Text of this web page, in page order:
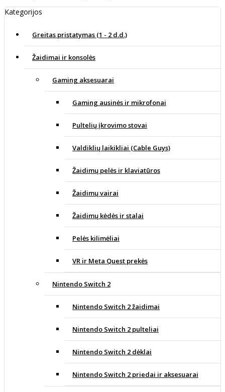
Kategorijos
Greitas pristatymas (1 - 2 d.d.)
Žaidimai ir konsolės
Gaming aksesuarai
Gaming ausinės ir mikrofonai
Pultelių įkrovimo stovai
Valdiklių laikikliai (Cable Guys)
Žaidimų pelės ir klaviatūros
Žaidimų vairai
Žaidimų kėdės ir stalai
Pelės kilimėliai
VR ir Meta Quest prekės
Nintendo Switch 2
Nintendo Switch 2 žaidimai
Nintendo Switch 2 pulteliai
Nintendo Switch 2 dėklai
Nintendo Switch 2 priedai ir aksesuarai